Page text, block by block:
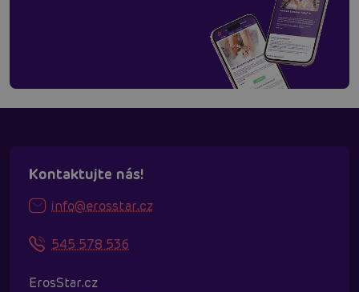
Kontaktujte nás!
info@erosstar.cz
545 578 536
ErosStar.cz